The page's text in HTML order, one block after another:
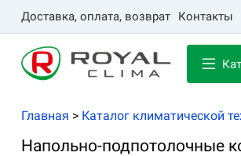
Доставка, оплата, возврат Контакты
Главная > Каталог климатической
Напольно-подпотолочные